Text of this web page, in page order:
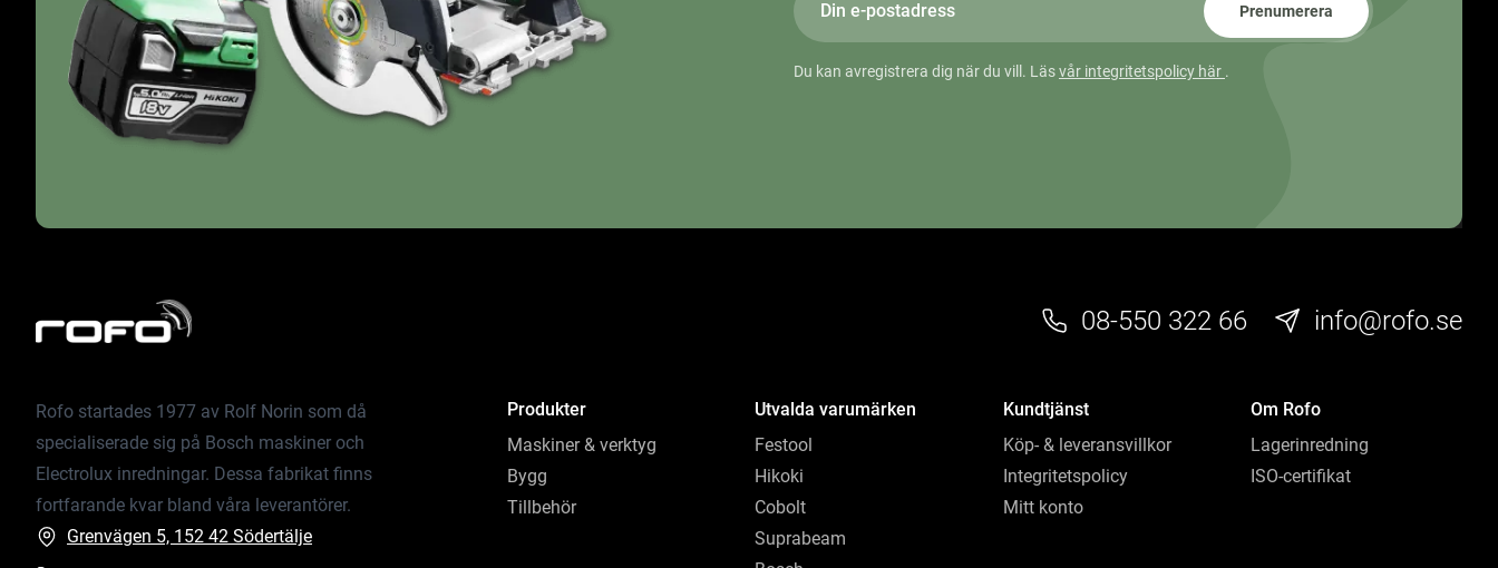
Prenumerera
Du kan avregistrera dig när du vill. Läsvår integritetspolicy här .
08-550 322 66 info@rofo.se
Rofo startades 1977 av Rolf Norin som då
specialiserade sig på Bosch maskiner och
Electrolux inredningar. Dessa fabrikat finns
fortfarande kvar bland våra leverantörer.
Grenvägen 5, 152 42 Södertälje
Produkter
Maskiner & verktyg
Bygg
Tillbehör
Utvalda varumärken
Festool
Hikoki
Cobolt
Suprabeam
Kundtjänst
Köp- & leveransvillkor
Integritetspolicy
Mitt konto
Om Rofo
Lagerinredning
ISO-certifikat